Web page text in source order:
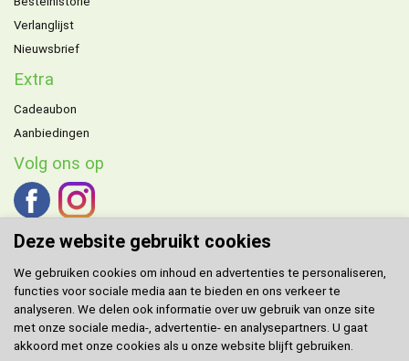
Verlanglijst
Nieuwsbrief
Extra
Cadeaubon
Aanbiedingen
Volg ons op
DOMENECHagent voor de Benelux.
Klantenservice
Deze website gebruikt cookies
We gebruiken cookies om inhoud en advertenties te personaliseren,
functies voor sociale media aan te bieden en ons verkeer te
analyseren. We delen ook informatie over uw gebruik van onze site
met onze sociale media-, advertentie- en analysepartners. U gaat
akkoord met onze cookies als u onze website blijft gebruiken.